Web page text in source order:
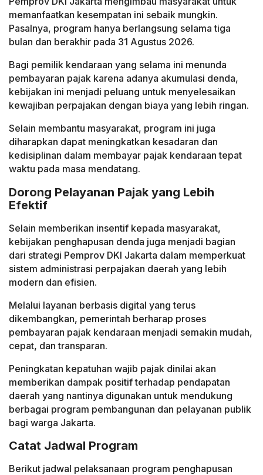
memanfaatkan kesempatan ini sebaik mungkin.
Pasalnya, program hanya berlangsung selama tiga
bulan dan berakhir pada 31 Agustus 2026.
Bagi pemilik kendaraan yang selama ini menunda
pembayaran pajak karena adanya akumulasi denda,
kebijakan ini menjadi peluang untuk menyelesaikan
kewajiban perpajakan dengan biaya yang lebih ringan.
Selain membantu masyarakat, program ini juga
diharapkan dapat meningkatkan kesadaran dan
kedisiplinan dalam membayar pajak kendaraan tepat
waktu pada masa mendatang.
Dorong Pelayanan Pajak yang Lebih
Efektif
Selain memberikan insentif kepada masyarakat,
kebijakan penghapusan denda juga menjadi bagian
dari strategi Pemprov DKI Jakarta dalam memperkuat
sistem administrasi perpajakan daerah yang lebih
modern dan efisien.
Melalui layanan berbasis digital yang terus
dikembangkan, pemerintah berharap proses
pembayaran pajak kendaraan menjadi semakin mudah,
cepat, dan transparan.
Peningkatan kepatuhan wajib pajak dinilai akan
memberikan dampak positif terhadap pendapatan
daerah yang nantinya digunakan untuk mendukung
berbagai program pembangunan dan pelayanan publik
bagi warga Jakarta.
Catat Jadwal Program
Berikut jadwal pelaksanaan program penghapusan